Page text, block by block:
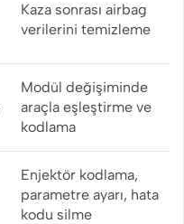
Kaza sonrası airbag
verilerini temizleme
Modül değişiminde
araçla eşleştirme ve
kodlama
Enjektör kodlama,
parametre ayarı, hata
kodu silme